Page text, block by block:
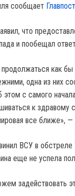
сообщает Главпост
что
и пообещал
как
одна из них
этом с самого
к здравому
все ближе»,
ВСУ в обстреле
еще не успела
задействовать